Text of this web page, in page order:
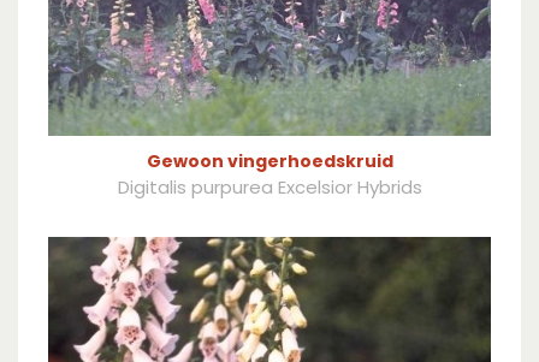
Gewoon vingerhoedskruid
Digitalis purpurea Excelsior Hybrids